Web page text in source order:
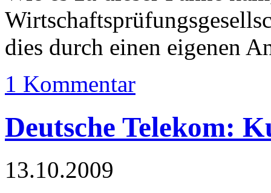
dies durch einen eigenen
1 Kommentar
Deutsche Telekom:
13.10.2009